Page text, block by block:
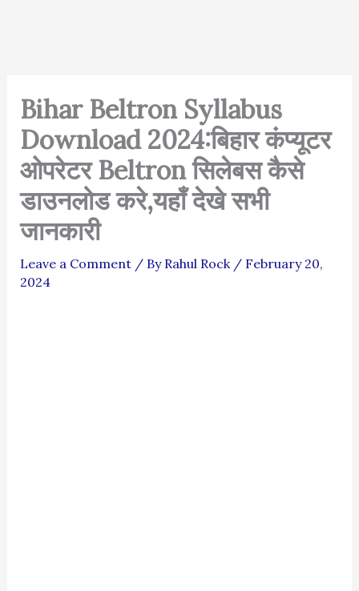
Bihar Beltron Syllabus
Download 2024:बिहार कंप्यूटर
ओपरेटर Beltron सिलेबस कैसे
डाउनलोड करे,यहाँ देखे सभी
जानकारी
Leave a Comment / By Rahul Rock / February 20,
2024